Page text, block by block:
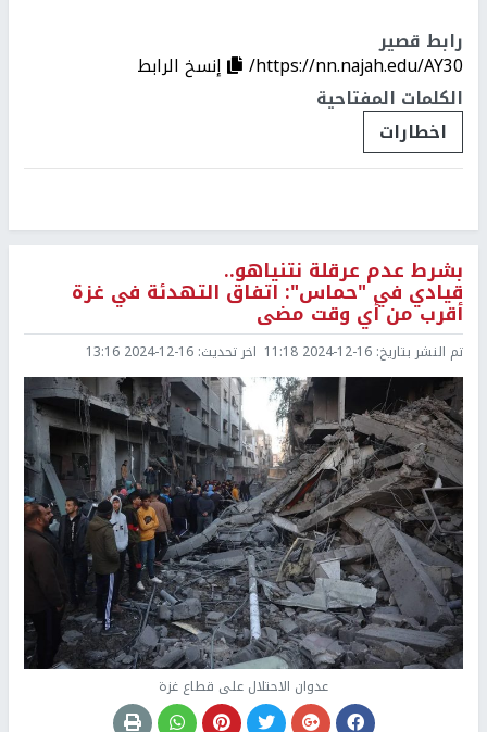
رابط قصير
https://nn.najah.edu/AY30/
إنسخ الرابط
الكلمات المفتاحية
اخطارات
بشرط عدم عرقلة نتنياهو..
قيادي في "حماس": اتفاق التهدئة في غزة
أقرب من أي وقت مضى
تم النشر بتاريخ: 2024-12-16 11:18 اخر تحديث: 2024-12-16 13:16
عدوان الاحتلال على قطاع غزة